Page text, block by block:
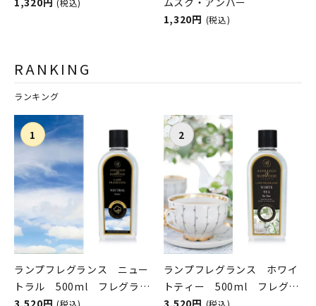
(税込)
1,320円 (税込)
RANKING
ランキング
ランプフレグランス ニュー
トラル 500ml フレグラン
スランプ用オイル
3,520円 (税込)
ランプフレグランス ホワイ
トティー 500ml フレグラ
ンスランプ用オイル
3,520円 (税込)